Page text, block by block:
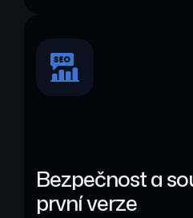
Bezpečnost a
první verze